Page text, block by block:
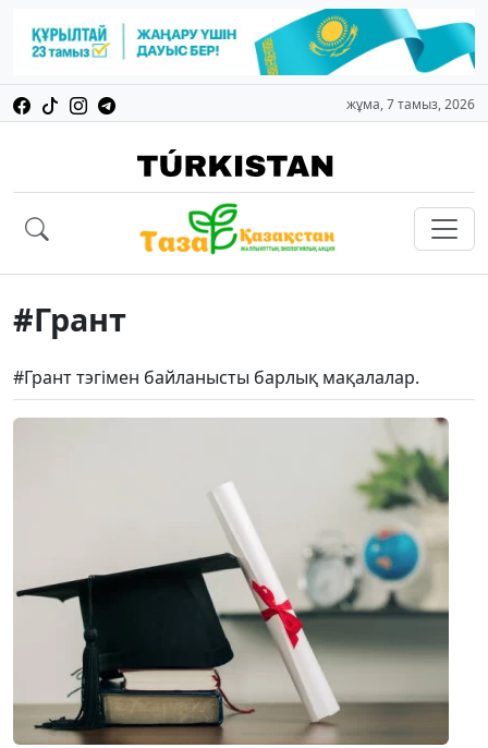
жұма, 7 тамыз, 2026
#Грант
#Грант тэгімен байланысты барлық мақалалар.